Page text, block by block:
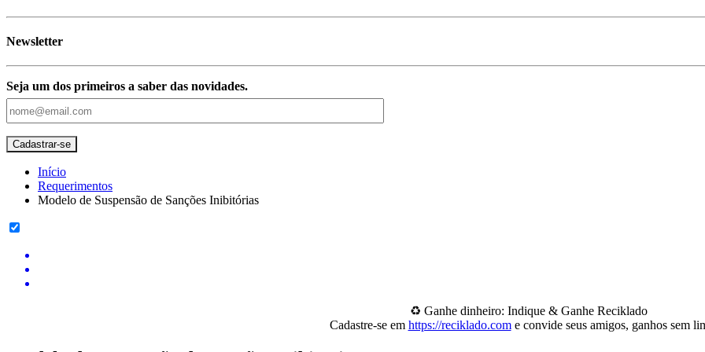
Newsletter
Seja um dos primeiros a saber das novidades.
Início
Requerimentos
Modelo de Suspensão de Sanções Inibitórias
♻️ Ganhe dinheiro: Indique & Ganhe Reciklado
Cadastre-se em https://reciklado.come convide seus amigos, ganhos sem